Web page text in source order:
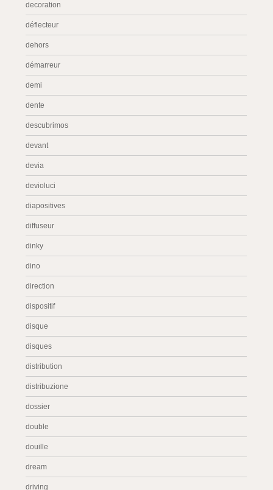
decoration
déflecteur
dehors
démarreur
demi
dente
descubrimos
devant
devia
devioluci
diapositives
diffuseur
dinky
dino
direction
dispositif
disque
disques
distribution
distribuzione
dossier
double
douille
dream
driving